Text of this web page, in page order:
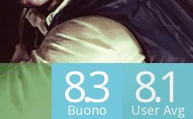
8.3
Buono 8.1
User Avg